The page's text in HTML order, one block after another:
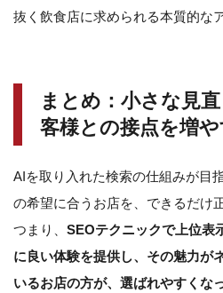
抜く飲食店に求められる本質的な
まとめ：小さな見
客様との接点を増
AIを取り入れた検索の仕組みが目
の希望に合うお店を、できるだけ
つまり、 SEOテクニックで上位表
に良い体験を提供し、その魅力が
いるお店の方が、選ばれやすくな